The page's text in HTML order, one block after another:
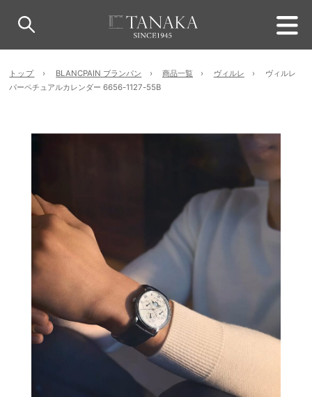
トップ BLANCPAIN ブランパン 商品一覧 ヴィルレ
ヴィルレ
パーペチュアルカレンダー 6656-1127-55B